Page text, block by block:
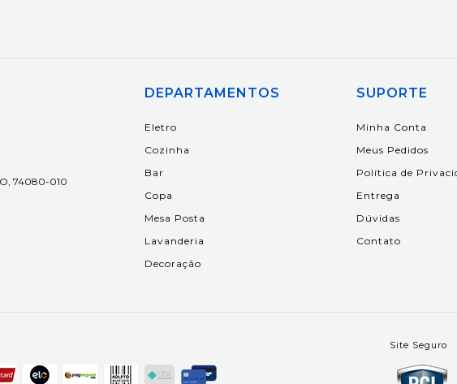
74080-010
DEPARTAMENTOS
Eletro
Cozinha
Bar
Copa
Mesa Posta
Lavanderia
Decoração
SUPORTE
Minha Conta
Meus Pedidos
Política de
Entrega
Dúvidas
Contato
Site Seguro